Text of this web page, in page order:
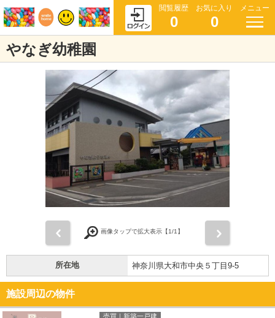
閲覧履歴
0
お気に入り
0
メニュー
やなぎ幼稚園
画像タップで拡大表示【1/1】
所在地 神奈川県大和市中央５丁目9-5
施設周辺の物件
売買｜新築一戸建